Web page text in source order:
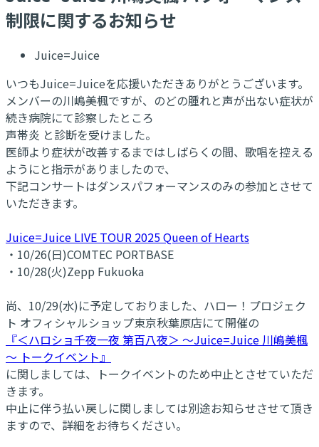
制限に関するお知らせ
Juice=Juice
いつもJuice=Juiceを応援いただきありがとうございます。
メンバーの川嶋美楓ですが、のどの腫れと声が出ない症状が
続き病院にて診察したところ
声帯炎 と診断を受けました。
医師より症状が改善するまではしばらくの間、歌唱を控える
ようにと指示がありましたので、
下記コンサートはダンスパフォーマンスのみの参加とさせて
いただきます。
Juice=Juice LIVE TOUR 2025 Queen of Hearts
・10/26(日)COMTEC PORTBASE
・10/28(火)Zepp Fukuoka
尚、10/29(水)に予定しておりました、ハロー！プロジェク
ト オフィシャルショップ東京秋葉原店にて開催の
『＜ハロショ千夜一夜 第百八夜＞ ～Juice=Juice 川嶋美楓
～ トークイベント』
に関しましては、トークイベントのため中止とさせていただ
きます。
中止に伴う払い戻しに関しましては別途お知らせさせて頂き
ますので、詳細をお待ちください。